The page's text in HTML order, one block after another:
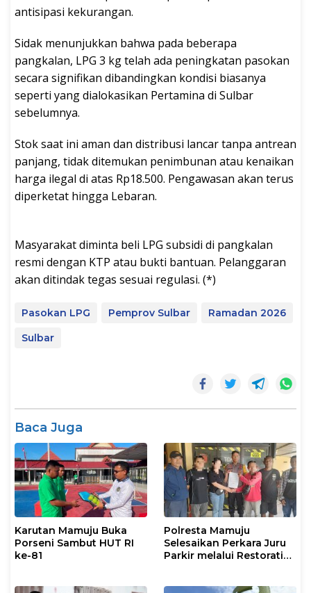
antisipasi kekurangan.
Sidak menunjukkan bahwa pada beberapa
pangkalan, LPG 3 kg telah ada peningkatan pasokan
secara signifikan dibandingkan kondisi biasanya
seperti yang dialokasikan Pertamina di Sulbar
sebelumnya.
Stok saat ini aman dan distribusi lancar tanpa antrean
panjang, tidak ditemukan penimbunan atau kenaikan
harga ilegal di atas Rp18.500. Pengawasan akan terus
diperketat hingga Lebaran.
Masyarakat diminta beli LPG subsidi di pangkalan
resmi dengan KTP atau bukti bantuan. Pelanggaran
akan ditindak tegas sesuai regulasi. (*)
Pasokan LPG Pemprov Sulbar
Ramadan 2026
Sulbar
Baca Juga
Karutan Mamuju Buka
Porseni Sambut HUT RI
ke-81
Polresta Mamuju
Selesaikan Perkara Juru
Parkir melalui Restorative